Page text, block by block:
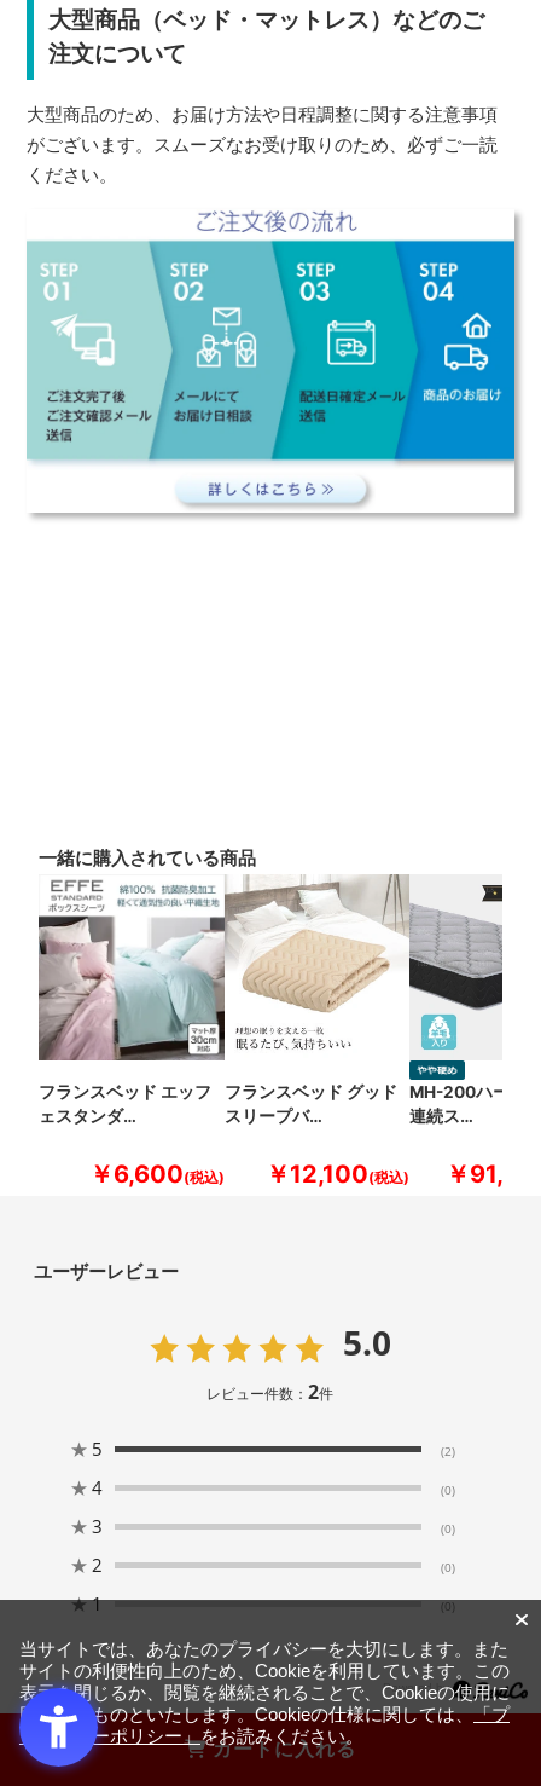
カートに入れる
大型商品（ベッド・マットレス）などのご
注文について
大型商品のため、お届け方法や日程調整に関する注意事項
がございます。スムーズなお受け取りのため、必ずご一読
ください。
一緒に購入されている商品
フランスベッド エッフ
ェスタンダ…
￥6,600
フランスベッド グッド
スリープバ…
￥12,100
MH-200ハード
連続ス…
￥
ユーザーレビュー
5.0
レビュー件数：2件
★ 5 (2)
★ 4 (0)
★ 3 (0)
★ 2 (0)
★1 (0)
絞り込み 表示：新しい順
当サイトでは、あなたのプライバシーを大切にします。また
サイトの利便性向上のため、Cookieを利用しています。この
表示を閉じるか、閲覧を継続されることで、Cookieの使用に
同意するものといたします。Cookieの仕様に関しては、「プ
ライバシーポリシー」をお読みください。